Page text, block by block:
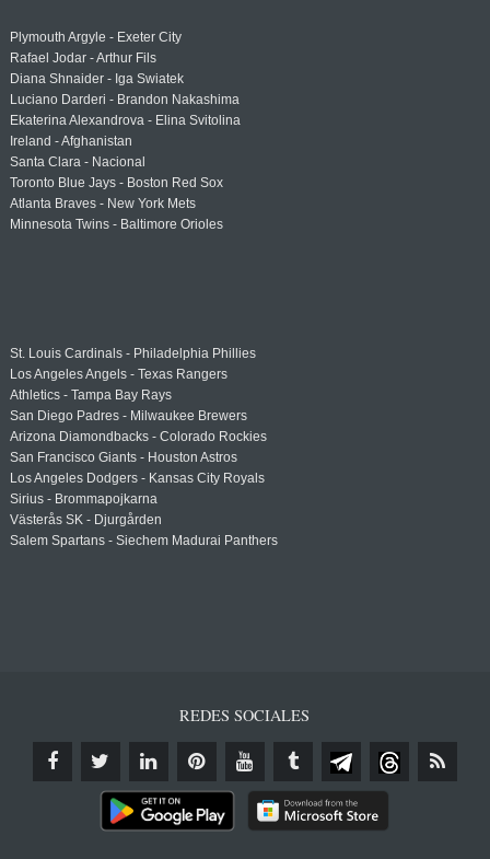
Plymouth Argyle - Exeter City
Rafael Jodar - Arthur Fils
Diana Shnaider - Iga Swiatek
Luciano Darderi - Brandon Nakashima
Ekaterina Alexandrova - Elina Svitolina
Ireland - Afghanistan
Santa Clara - Nacional
Toronto Blue Jays - Boston Red Sox
Atlanta Braves - New York Mets
Minnesota Twins - Baltimore Orioles
St. Louis Cardinals - Philadelphia Phillies
Los Angeles Angels - Texas Rangers
Athletics - Tampa Bay Rays
San Diego Padres - Milwaukee Brewers
Arizona Diamondbacks - Colorado Rockies
San Francisco Giants - Houston Astros
Los Angeles Dodgers - Kansas City Royals
Sirius - Brommapojkarna
Västerås SK - Djurgården
Salem Spartans - Siechem Madurai Panthers
REDES SOCIALES